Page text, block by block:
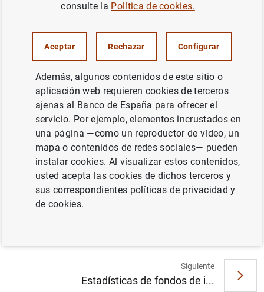
Publicación del Informe del Tribunal de
Cuentas Europeo sobre la eficacia de la
gestión del BCE en el ejercicio 2003 y de la
respuesta del BCE (50KB)
Informe 2003 (846
Siguiente
Estadísticas de fondos de i...
consulte la Política de cookies.
Aceptar Rechazar Configurar
Además, algunos contenidos de este sitio o
aplicación web requieren cookies de terceros
ajenas al Banco de España para ofrecer el
servicio. Por ejemplo, elementos incrustados en
una página —como un reproductor de vídeo, un
mapa o contenidos de redes sociales— pueden
instalar cookies. Al visualizar estos contenidos,
usted acepta las cookies de dichos terceros y
sus correspondientes políticas de privacidad y
de cookies.